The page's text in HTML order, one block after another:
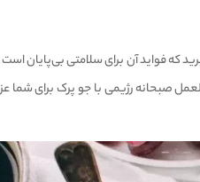
که فواید آن برای سلامتی بی‌پایان
صبحانه رژیمی با جو پرک برای شما